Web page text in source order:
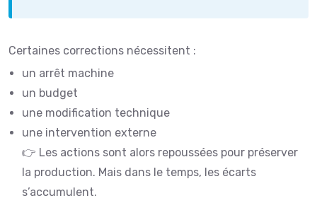
Certaines corrections nécessitent :
un arrêt machine
un budget
une modification technique
une intervention externe
👉 Les actions sont alors repoussées pour préserver
la production. Mais dans le temps, les écarts
s’accumulent.